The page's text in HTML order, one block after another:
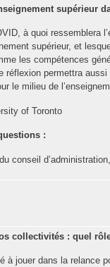
supérieur
à quoi
supérieur, et
les compétences
réflexion permettra
le milieu de
of Toronto
:
conseil
collectivités : quel
à jouer dans la relance